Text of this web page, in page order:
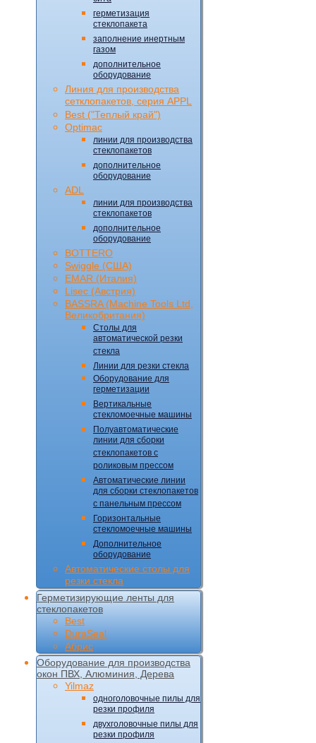
герметизация
стеклопакета
заполнение инертным
газом
дополнительное
оборудование
Линия для производства
сетклопакетов, серия APPL
Best ("Теплый край")
Optimac
линии для производства
стеклопакетов
дополнительное
оборудование
ADL
линии для производства
стеклопакетов
дополнительное
оборудование
BOTTERO
Swiggle (CША)
EMAR (Италия)
Lisec (Австрия)
BASSRA (Machine Tools Ltd,
Великобритания)
Столы для
автоматической резки
стекла
Линии для резки стекла
Оборудование для
герметизации
Вертикальные
стекломоечные машины
Полуавтоматические
линии для сборки
стеклопакетов с
роликовым прессом
Автоматические линии
для сборки стеклопакетов
с панельным прессом
Горизонтальные
стекломоечные машины
Дополнительное
оборудование
Автоматические столы для
резки стекла
Герметизирующие ленты для
стеклопакетов
Best
DuraSeal
Абрис
Оборудование для производства
окон ПВХ, Алюминия, Дерева
Yilmaz
одноголовочные пилы для
резки профиля
двухголовочные пилы для
резки профиля